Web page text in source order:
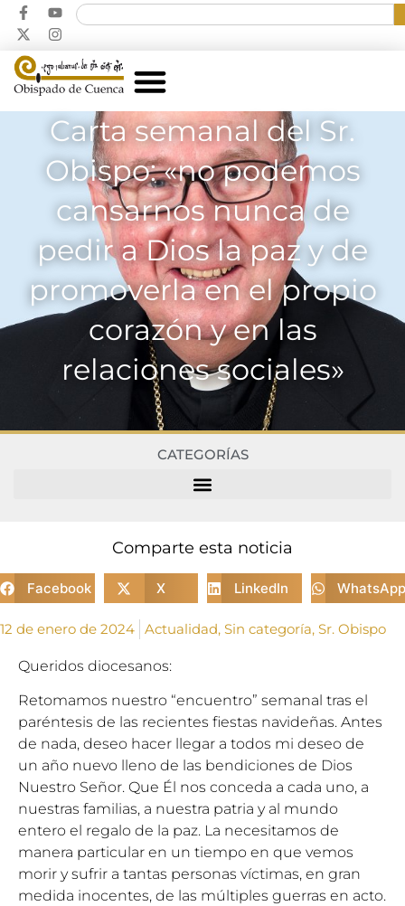
Carta semanal del Sr.
Obispo: «no podemos
cansarnos nunca de
pedir a Dios la paz y de
promoverla en el propio
corazón y en las
relaciones sociales»
CATEGORÍAS
Comparte esta noticia
Facebook X LinkedIn WhatsApp
12 de enero de 2024 Actualidad, Sin categoría, Sr. Obispo
Queridos diocesanos:
Retomamos nuestro “encuentro” semanal tras el
paréntesis de las recientes fiestas navideñas. Antes
de nada, deseo hacer llegar a todos mi deseo de
un año nuevo lleno de las bendiciones de Dios
Nuestro Señor. Que Él nos conceda a cada uno, a
nuestras familias, a nuestra patria y al mundo
entero el regalo de la paz. La necesitamos de
manera particular en un tiempo en que vemos
morir y sufrir a tantas personas víctimas, en gran
medida inocentes, de las múltiples guerras en acto.